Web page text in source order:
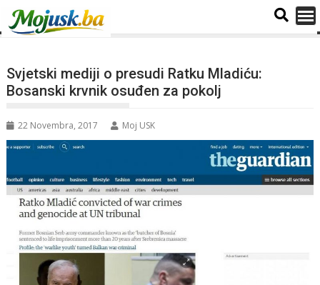
Svjetski mediji o presudi Ratku Mladiću:
Bosanski krvnik osuđen za pokolj
22 Novembra, 2017 Moj USK